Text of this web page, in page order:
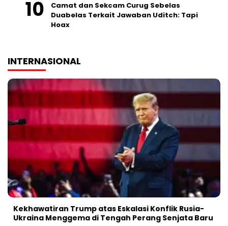
Camat dan Sekcam Curug Sebelas
Duabelas Terkait Jawaban Uditch: Tapi
Hoax
INTERNASIONAL
Kekhawatiran Trump atas Eskalasi Konflik Rusia-
Ukraina Menggema di Tengah Perang Senjata Baru